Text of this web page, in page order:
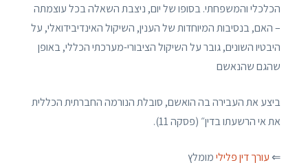
הכלכלי והמשפחתי. בסופו של יום, ניצבת השאלה בכל עוצמתה
– האם, בנסיבות המיוחדות של הענין, השיקול האינדיבידואלי, על
היבטיו השונים, גובר על השיקול הציבורי-מערכתי הכללי, באופן
שהגם שהנאשם
ביצע את העבירה בה הואשם, סובלת הנורמה החברתית הכללית
את אי הרשעתו בדין״ (פסקה 11).
⇐ עורך דין פלילימומלץ